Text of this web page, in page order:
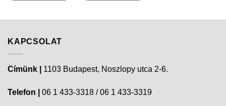
KAPCSOLAT
Címünk | 1103 Budapest, Noszlopy utca 2-6.
Telefon | 06 1 433-3318 / 06 1 433-3319